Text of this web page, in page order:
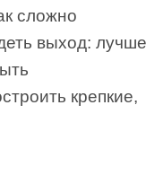
сложно
выход: лучше
крепкие,